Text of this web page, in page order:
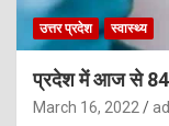
उत्तर प्रदेश स्वास्थ्य
प्रदेश में आज से
March 16, 2022